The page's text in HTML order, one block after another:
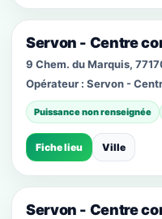
Servon - Centre
9 Chem. du Marquis,
Opérateur : Servon -
Puissance non renseignée
Fiche lieu Ville
Servon - Centre